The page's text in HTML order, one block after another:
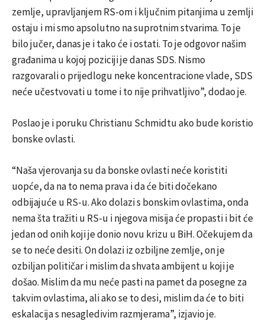
zemlje, upravljanjem RS-om i ključnim pitanjima u zemlji
ostaju i mi smo apsolutno na suprotnim stvarima. To je
bilo jučer, danas je i tako će i ostati. To je odgovor našim
građanima u kojoj poziciji je danas SDS. Nismo
razgovarali o prijedlogu neke koncentracione vlade, SDS
neće učestvovati u tome i to nije prihvatljivo”, dodao je.
Poslao je i poruku Christianu Schmidtu ako bude koristio
bonske ovlasti.
“Naša vjerovanja su da bonske ovlasti neće koristiti
uopće, da na to nema prava i da će biti dočekano
odbijajuće u RS-u. Ako dolazi s bonskim ovlastima, onda
nema šta tražiti u RS-u i njegova misija će propasti i bit će
jedan od onih koji je donio novu krizu u BiH. Očekujem da
se to neće desiti. On dolazi iz ozbiljne zemlje, on je
ozbiljan političar i mislim da shvata ambijent u koji je
došao. Mislim da mu neće pasti na pamet da posegne za
takvim ovlastima, ali ako se to desi, mislim da će to biti
eskalacija s nesagledivim razmjerama”, izjavio je.